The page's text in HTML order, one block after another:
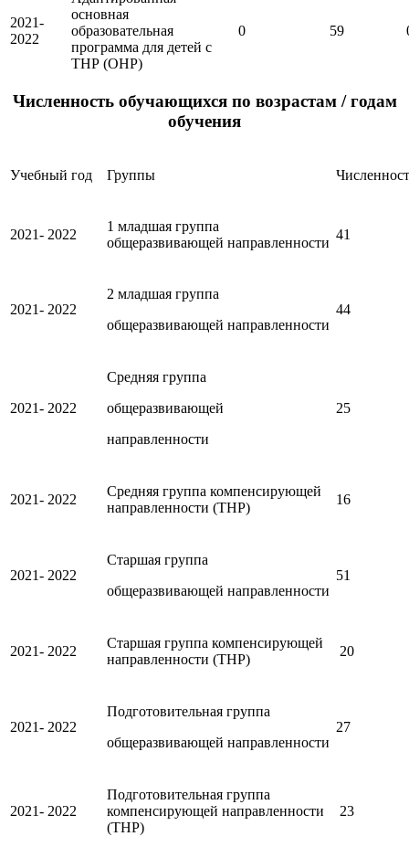
2021-
2022
основная
образовательная
программа для детей с
ТНР (ОНР)
0 59
Численность обучающихся по возрастам / годам
обучения
Учебный год Группы
2021- 2022
1 младшая группа
общеразвивающей направленности
41
2021- 2022
2 младшая группа
общеразвивающей направленности
44
2021- 2022
Средняя группа
общеразвивающей
направленности
25
2021- 2022
Средняя группа компенсирующей
направленности (ТНР)
16
2021- 2022
Старшая группа
общеразвивающей направленности
51
2021- 2022
Старшая группа компенсирующей
направленности (ТНР)
20
2021- 2022
Подготовительная группа
общеразвивающей направленности
27
2021- 2022
Подготовительная группа
компенсирующей направленности
(ТНР)
23